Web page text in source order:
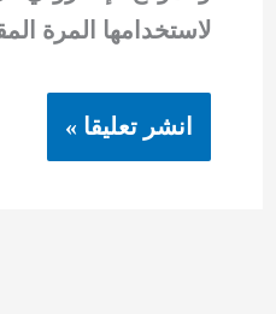
لاستخدامها المرة